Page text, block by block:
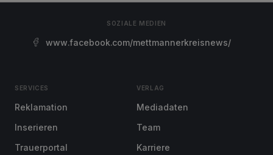
SOZIALE MEDIEN
www.facebook.com/mettmannerkreisnews/
SERVICES
Reklamation
Inserieren
Trauerportal
VERLAG
Mediadaten
Team
Karriere